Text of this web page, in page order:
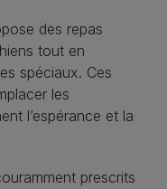
des repas
tout en
spéciaux. Ces
les
l’espérance et la
prescrits